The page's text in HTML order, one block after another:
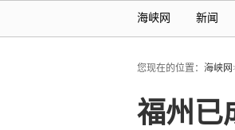
海峡网 新闻
您现在的位置： 海峡网
福州已